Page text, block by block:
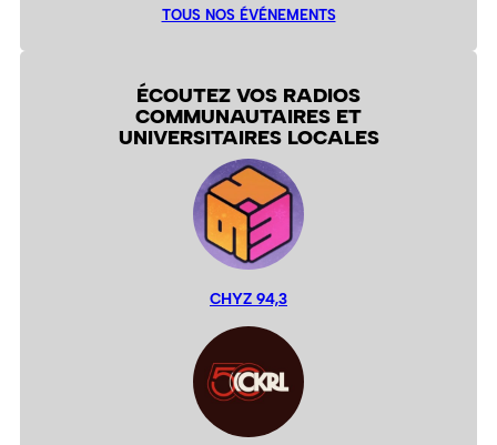
TOUS NOS ÉVÉNEMENTS
ÉCOUTEZ VOS RADIOS
COMMUNAUTAIRES ET
UNIVERSITAIRES LOCALES
CHYZ 94,3